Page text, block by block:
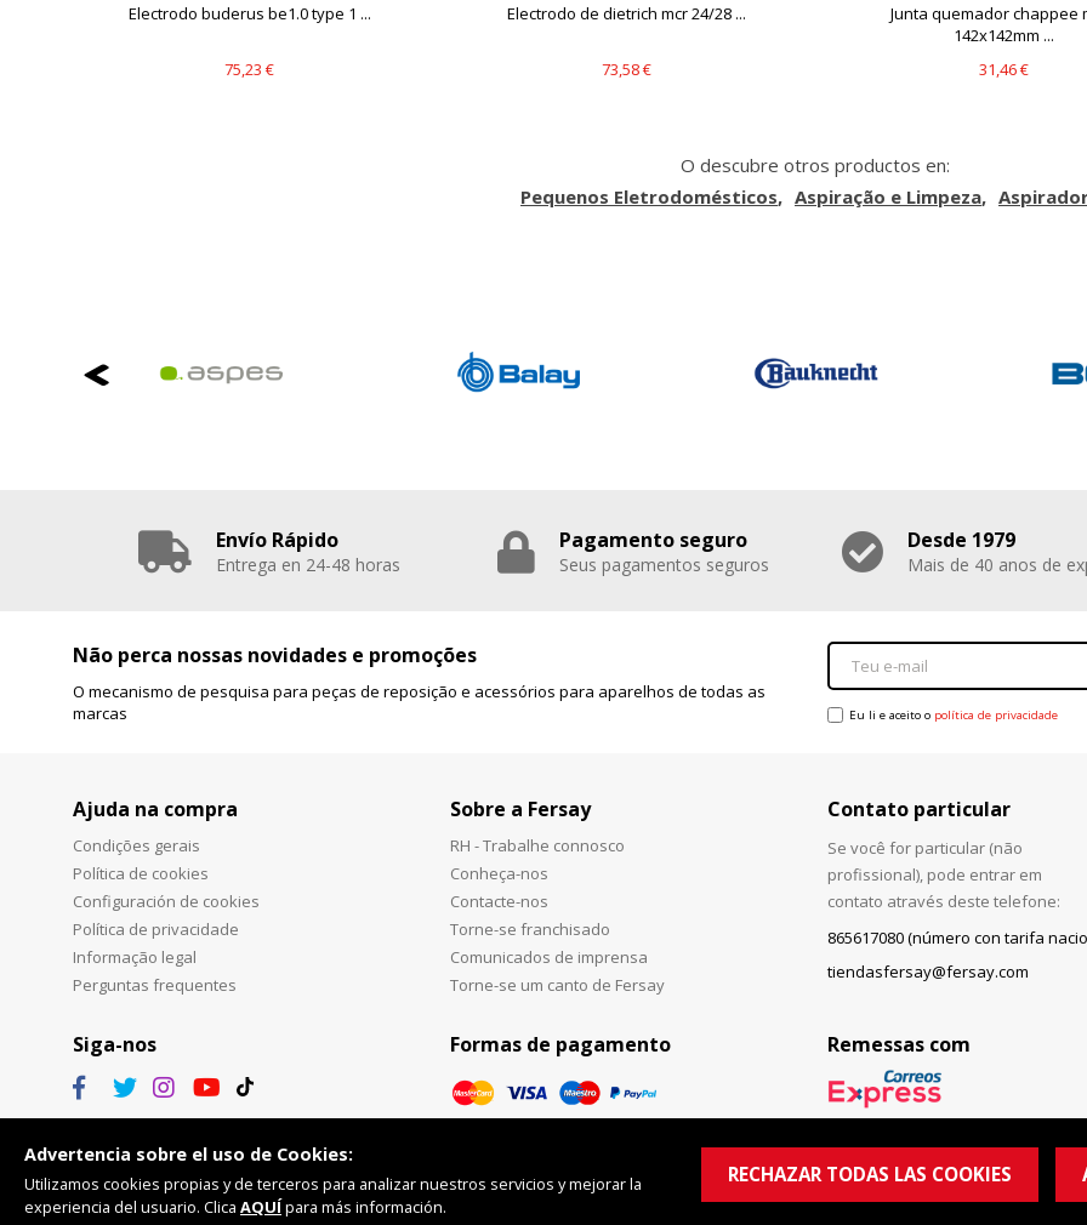
Electrodo buderus be1.0 type 1 ...
75,23 €
Electrodo de dietrich mcr 24/28 ...
73,58 €
Junta quemador chappee
142x142mm ...
31,46 €
O descubre otros productos en:
Pequenos Eletrodomésticos
Aspiração e Limpeza
Envío Rápido
Entrega en 24-48 horas
Pagamento seguro
Seus pagamentos seguros
Desde 1979
Mais de 40 anos de
Não perca nossas novidades e promoções
O mecanismo de pesquisa para peças de reposição e acessórios para aparelhos de todas as
marcas
Eu li e aceito o política de privacidade
Ajuda na compra
Condições gerais
Política de cookies
Configuración de cookies
Política de privacidade
Informação legal
Perguntas frequentes
Sobre a Fersay
RH - Trabalhe connosco
Conheça-nos
Contacte-nos
Torne-se franchisado
Comunicados de imprensa
Torne-se um canto de Fersay
Contato particular
Se você for particular (não
profissional), pode entrar em
contato através deste telefone:
865617080 (número con tarifa
tiendasfersay@fersay.com
Siga-nos Formas de pagamento Remessas com
Advertencia sobre el uso de Cookies:
Utilizamos cookies propias y de terceros para analizar nuestros servicios y mejorar la
experiencia del usuario. Clica AQUÍpara más información.
RECHAZAR TODAS LAS COOKIES